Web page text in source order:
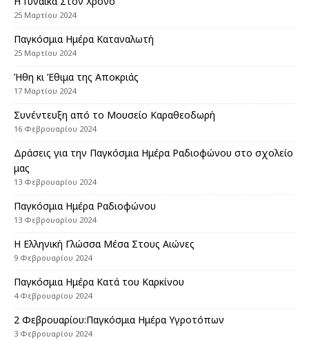
25 Μαρτίου 2024
Παγκόσμια Ημέρα Καταναλωτή
25 Μαρτίου 2024
Ήθη κι Έθιμα της Αποκριάς
17 Μαρτίου 2024
Συνέντευξη από το Μουσείο Καραθεοδωρή
16 Φεβρουαρίου 2024
Δράσεις για την Παγκόσμια Ημέρα Ραδιοφώνου στο σχολείο
μας
13 Φεβρουαρίου 2024
Παγκόσμια Ημέρα Ραδιοφώνου
13 Φεβρουαρίου 2024
Η Ελληνική Γλώσσα Μέσα Στους Αιώνες
9 Φεβρουαρίου 2024
Παγκόσμια Ημέρα Κατά του Καρκίνου
4 Φεβρουαρίου 2024
2 Φεβρουαρίου:Παγκόσμια Ημέρα Υγροτόπων
3 Φεβρουαρίου 2024